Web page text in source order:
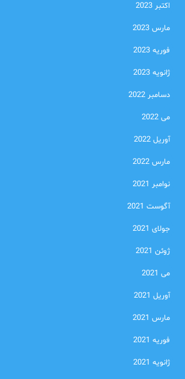
اکتبر 2023
مارس 2023
فوریه 2023
ژانویه 2023
دسامبر 2022
می 2022
آوریل 2022
مارس 2022
نوامبر 2021
آگوست 2021
جولای 2021
ژوئن 2021
می 2021
آوریل 2021
مارس 2021
فوریه 2021
ژانویه 2021